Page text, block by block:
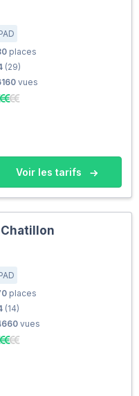
places
(29)
vues
Voir les tarifs
places
(14)
vues